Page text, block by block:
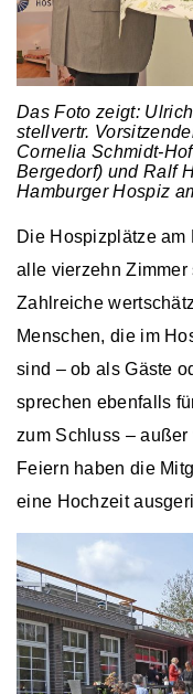
Das Foto zeigt:
stellvertr.
Cornelia Schmidt-
Bergedorf) und Ralf
Hamburger Hospiz
Die Hospizplätze am
alle vierzehn
Zahlreiche
Menschen, die im
sind – ob als Gäste
sprechen ebenfalls
zum Schluss –
Feiern haben die
eine Hochzeit